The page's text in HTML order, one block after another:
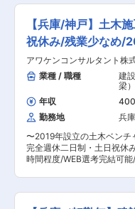
ることで新たな建築文化を
きる環境が整っています。 ■働き方： 月の残業
時間は案件の状況によっ
時間程度になります。 ■組織構成： ・現在約14
名（20代2名、30代6名、
60代1名）で構成されてい
プレカットのみ担当。 ■入社後のキャリア： 将
来的にはご本人の能力と希
チャレンジいただくことが
設計に注力したいという方
みに携わっていただくことも可
ついて： 当社は1996年に
場設計部門としてスタート
物「NK工法」を開発するこ
ついてトータルでサポート
ための高品質なサービスを
手掛ける当社にて、土木設
す。 ▼具体的には下記業務をお任せいたします。
・道路や下水などの土木部
は、当社の事務所がある神
を自由に選択可能です。 ■就業環境： ・基本的
に内勤メインの働き方で、
多く、残業はほとんど発生
店・事務所間の出張が発生
いません。 ・年間休日125
土日祝休みのため、腰を据
ございます。 ■当社について： 2019年に設立
し、創業5年のフレッシュ
工事に関わっています。本
が、神戸・大阪・東京に事
九州まで、日本の西半分の
わることなら、測量から設
【兵庫/神戸】土木
祝休み/残業少なめ/
アワケンコンサルタント株
業種 / 職種
建
梁
造
年収
勤務地
兵
〜2019年設立の土木ベンチ
完全週休二日制・土日祝休
時間程度/WEB選考完結可
及び施工等を手掛ける当社
工管理をお任せいたします。 ▼具体的には下記業